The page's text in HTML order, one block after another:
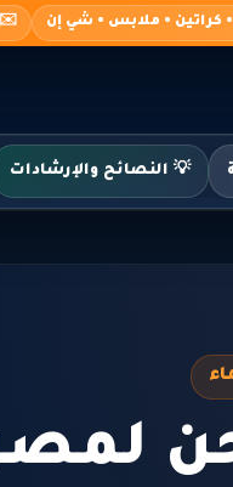
• كراتين • ملابس • شي إن ✉️ info@alshimaa.com
💡 النصائح والإرشادات